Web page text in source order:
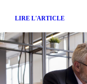
LIRE L'ARTICLE